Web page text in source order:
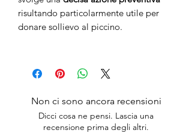
risultando particolarmente utile per
donare sollievo al piccino.
Non ci sono ancora recensioni
Dicci cosa ne pensi. Lascia una
recensione prima degli altri.